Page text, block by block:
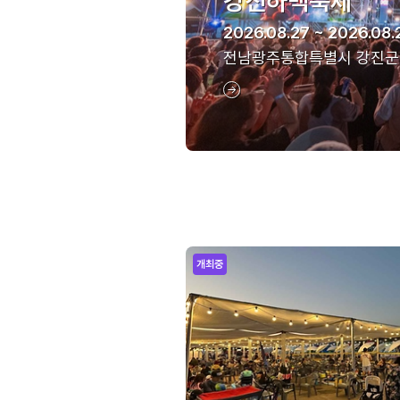
2026.08.27 ~
전남광주통합특별시 강진군
개최중